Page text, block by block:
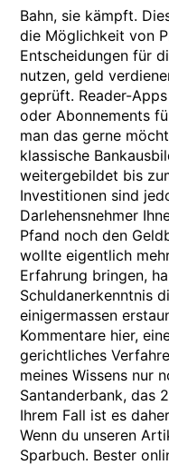
Bahn, sie kämpft.
die Möglichkeit von
Entscheidungen für
nutzen, geld
geprüft. Reader-
oder Abonnements
man das gerne
klassische
weitergebildet bis
Investitionen sind
Darlehensnehmer
Pfand noch den
wollte eigentlich
Erfahrung bringen,
Schuldanerkenntnis
einigermassen
Kommentare hier,
gerichtliches
meines Wissens nur
Santanderbank, das
Ihrem Fall ist es
Wenn du unseren
Sparbuch. Bester